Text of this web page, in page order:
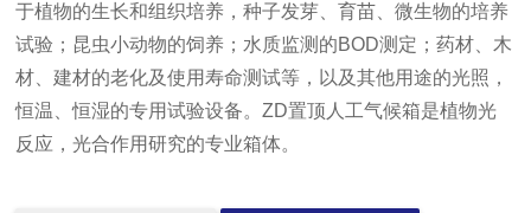
于植物的生长和组织培养，种子发芽、育苗、微生物的培养
试验；昆虫小动物的饲养；水质监测的BOD测定；药材、木
材、建材的老化及使用寿命测试等，以及其他用途的光照，
恒温、恒湿的专用试验设备。ZD置顶人工气候箱是植物光
反应，光合作用研究的专业箱体。